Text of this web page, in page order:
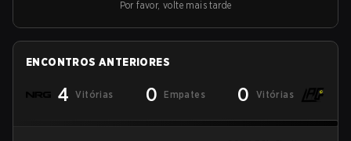
Por favor, volte mais tarde
ENCONTROS ANTERIORES
4 Vitórias 0 Empates 0 Vitórias